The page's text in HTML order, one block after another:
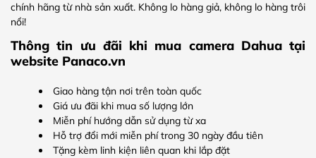
chính hãng từ nhà sản xuất. Không lo hàng giả, không lo hàng trôi
nổi!
Thông tin ưu đãi khi mua camera Dahua tại
website Panaco.vn
Giao hàng tận nơi trên toàn quốc
Giá ưu đãi khi mua số lượng lớn
Miễn phí hướng dẫn sử dụng từ xa
Hỗ trợ đổi mới miễn phí trong 30 ngày đầu tiên
Tặng kèm linh kiện liên quan khi lắp đặt